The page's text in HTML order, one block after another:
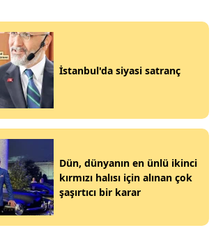
İstanbul'da siyasi satranç
Dün, dünyanın en ünlü ikinci
kırmızı halısı için alınan çok
şaşırtıcı bir karar